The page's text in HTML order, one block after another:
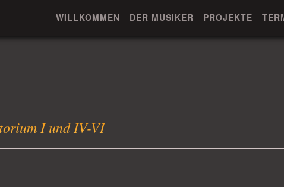
WILLKOMMEN DER MUSIKER PROJEKTE
I und IV-VI